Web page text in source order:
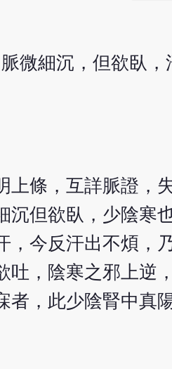
微細沉，但欲臥
上條，互詳脈證，
沉但欲臥，少陰寒也
，今反汗出不煩，
吐，陰寒之邪上逆
者，此少陰腎中真